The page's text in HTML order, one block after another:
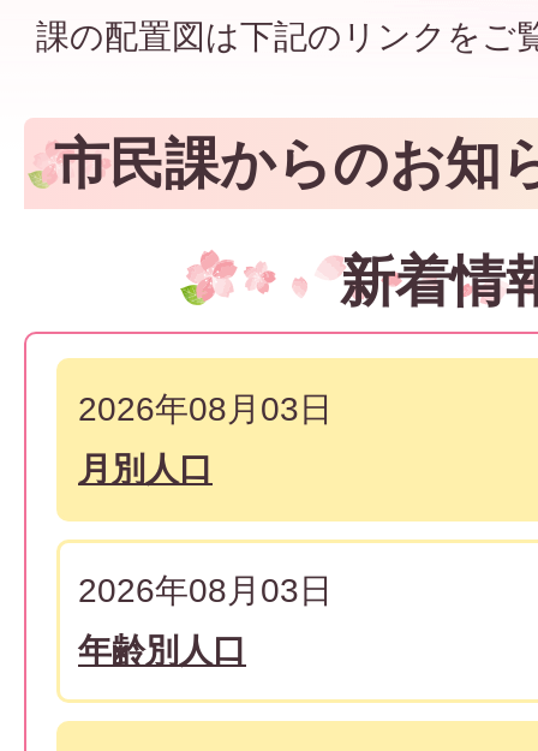
課の配置図は下記のリンクをご
市民課からのお知
新着情
2026年08月03日
月別人口
2026年08月03日
年齢別人口